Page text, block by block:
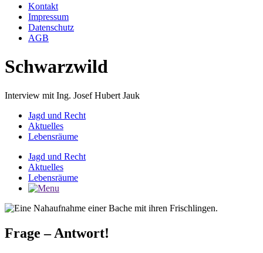
Kontakt
Impressum
Datenschutz
AGB
Schwarzwild
Interview mit Ing. Josef Hubert Jauk
Jagd und Recht
Aktuelles
Lebensräume
Jagd und Recht
Aktuelles
Lebensräume
Frage – Antwort!